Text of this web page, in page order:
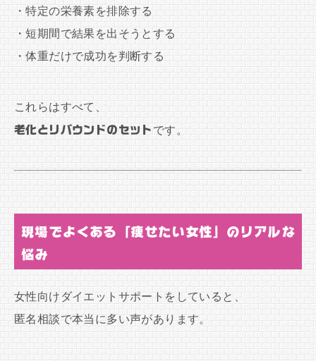
・特定の栄養素を排除する
・短期間で結果を出そうとする
・体重だけで成功を判断する
これらはすべて、
老化とリバウンドのセット です。
現場でよくある「痩せたい女性」のリアルな
悩み
女性向けダイエットサポートをしていると、
匿名相談で本当に多い声があります。